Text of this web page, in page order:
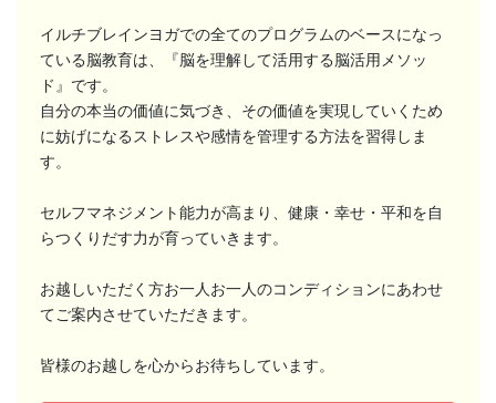
イルチブレインヨガでの全てのプログラムのベースになっ
ている脳教育は、『脳を理解して活用する脳活用メソッ
ド』です。
自分の本当の価値に気づき、その価値を実現していくため
に妨げになるストレスや感情を管理する方法を習得しま
す。
セルフマネジメント能力が高まり、健康・幸せ・平和を自
らつくりだす力が育っていきます。
お越しいただく方お一人お一人のコンディションにあわせ
てご案内させていただきます。
皆様のお越しを心からお待ちしています。
音は、 私たちの振動を変化させる 最も強力なツールのひとつです。
私たちが活用で ...
続きを読む
2026年8月6日 /ブログ